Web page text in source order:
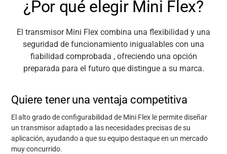
¿Por qué elegir Mini Flex?
El transmisor Mini Flex combina una flexibilidad y una
seguridad de funcionamiento inigualables con una
fiabilidad comprobada , ofreciendo una opción
preparada para el futuro que distingue a su marca.
Quiere tener una ventaja competitiva
El alto grado de configurabilidad de Mini Flex le permite diseñar
un transmisor adaptado a las necesidades precisas de su
aplicación, ayudando a que su equipo destaque en un mercado
muy concurrido.